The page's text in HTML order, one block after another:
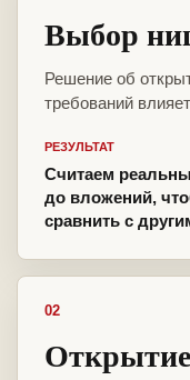
Выбор
Решение об
требований
РЕЗУЛЬТАТ
Считаем
до вложений,
сравнить с
02